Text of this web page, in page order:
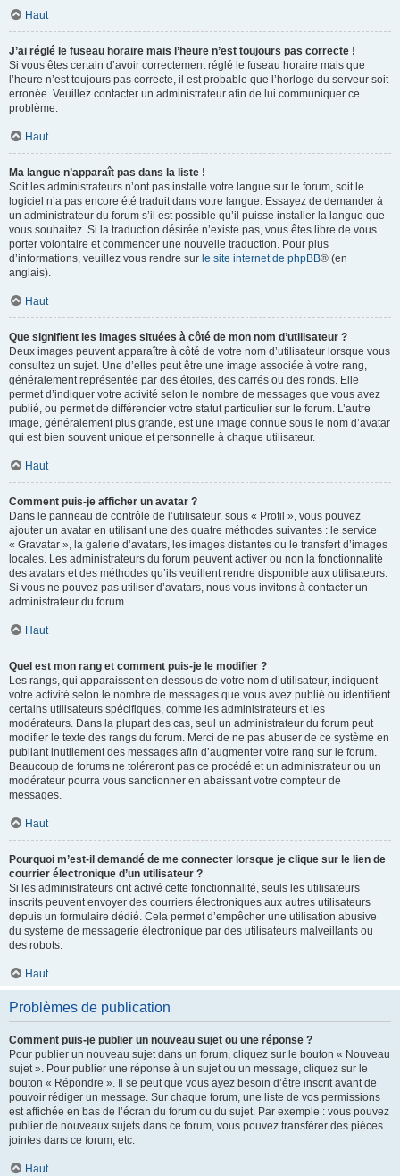
Haut
J’ai réglé le fuseau horaire mais l’heure n’est toujours pas correcte !
Si vous êtes certain d’avoir correctement réglé le fuseau horaire mais que
l’heure n’est toujours pas correcte, il est probable que l’horloge du serveur soit
erronée. Veuillez contacter un administrateur afin de lui communiquer ce
problème.
Haut
Ma langue n’apparaît pas dans la liste !
Soit les administrateurs n’ont pas installé votre langue sur le forum, soit le
logiciel n’a pas encore été traduit dans votre langue. Essayez de demander à
un administrateur du forum s’il est possible qu’il puisse installer la langue que
vous souhaitez. Si la traduction désirée n’existe pas, vous êtes libre de vous
porter volontaire et commencer une nouvelle traduction. Pour plus
d’informations, veuillez vous rendre sur le site internet de phpBB® (en
anglais).
Haut
Que signifient les images situées à côté de mon nom d’utilisateur ?
Deux images peuvent apparaître à côté de votre nom d’utilisateur lorsque vous
consultez un sujet. Une d’elles peut être une image associée à votre rang,
généralement représentée par des étoiles, des carrés ou des ronds. Elle
permet d’indiquer votre activité selon le nombre de messages que vous avez
publié, ou permet de différencier votre statut particulier sur le forum. L’autre
image, généralement plus grande, est une image connue sous le nom d’avatar
qui est bien souvent unique et personnelle à chaque utilisateur.
Haut
Comment puis-je afficher un avatar ?
Dans le panneau de contrôle de l’utilisateur, sous « Profil », vous pouvez
ajouter un avatar en utilisant une des quatre méthodes suivantes : le service
« Gravatar », la galerie d’avatars, les images distantes ou le transfert d’images
locales. Les administrateurs du forum peuvent activer ou non la fonctionnalité
des avatars et des méthodes qu’ils veuillent rendre disponible aux utilisateurs.
Si vous ne pouvez pas utiliser d’avatars, nous vous invitons à contacter un
administrateur du forum.
Haut
Quel est mon rang et comment puis-je le modifier ?
Les rangs, qui apparaissent en dessous de votre nom d’utilisateur, indiquent
votre activité selon le nombre de messages que vous avez publié ou identifient
certains utilisateurs spécifiques, comme les administrateurs et les
modérateurs. Dans la plupart des cas, seul un administrateur du forum peut
modifier le texte des rangs du forum. Merci de ne pas abuser de ce système en
publiant inutilement des messages afin d’augmenter votre rang sur le forum.
Beaucoup de forums ne toléreront pas ce procédé et un administrateur ou un
modérateur pourra vous sanctionner en abaissant votre compteur de
messages.
Haut
Pourquoi m’est-il demandé de me connecter lorsque je clique sur le lien de
courrier électronique d’un utilisateur ?
Si les administrateurs ont activé cette fonctionnalité, seuls les utilisateurs
inscrits peuvent envoyer des courriers électroniques aux autres utilisateurs
depuis un formulaire dédié. Cela permet d’empêcher une utilisation abusive
du système de messagerie électronique par des utilisateurs malveillants ou
des robots.
Haut
Problèmes de publication
Comment puis-je publier un nouveau sujet ou une réponse ?
Pour publier un nouveau sujet dans un forum, cliquez sur le bouton « Nouveau
sujet ». Pour publier une réponse à un sujet ou un message, cliquez sur le
bouton « Répondre ». Il se peut que vous ayez besoin d’être inscrit avant de
pouvoir rédiger un message. Sur chaque forum, une liste de vos permissions
est affichée en bas de l’écran du forum ou du sujet. Par exemple : vous pouvez
publier de nouveaux sujets dans ce forum, vous pouvez transférer des pièces
jointes dans ce forum, etc.
Haut